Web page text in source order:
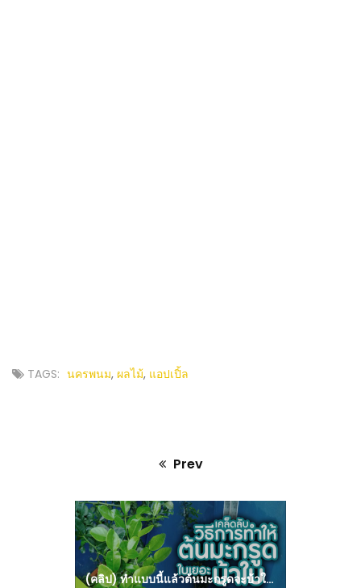
TAGS: นครพนม, ผลไม้, แอปเปิ้ล
Prev
(คลิป) ทำแบบนี้แล้วต้นมะกรูดจะบ้าใบ ใบเยอะ แตกยอดดี และ วิธีทำปุ๋ยน้ำไม่ต้องหมัก (ฉบับเต็ม) | เกษตรอินดี้ : วีดีโอ เกษตร